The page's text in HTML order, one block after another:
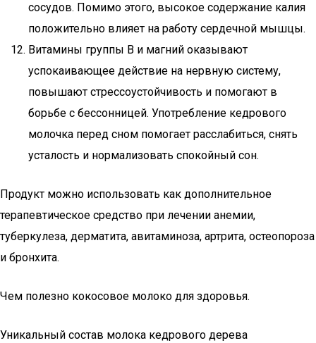
сосудов. Помимо этого, высокое содержание калия
положительно влияет на работу сердечной мышцы.
Витамины группы B и магний оказывают
успокаивающее действие на нервную систему,
повышают стрессоустойчивость и помогают в
борьбе с бессонницей. Употребление кедрового
молочка перед сном помогает расслабиться, снять
усталость и нормализовать спокойный сон.
Продукт можно использовать как дополнительное
терапевтическое средство при лечении анемии,
туберкулеза, дерматита, авитаминоза, артрита, остеопороза
и бронхита.
Чем полезно кокосовое молоко для здоровья.
Уникальный состав молока кедрового дерева